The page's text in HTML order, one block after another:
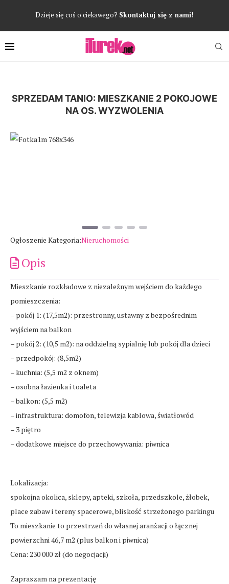
Dzieje się coś o ciekawego? Skontaktuj się z nami!
SPRZEDAM TANIO: MIESZKANIE 2 POKOJOWE
NA OS. WYZWOLENIA
Ogłoszenie Kategoria:Nieruchomości
Opis
Mieszkanie rozkładowe z niezależnym wejściem do każdego
pomieszczenia:
– pokój 1: (17,5m2): przestronny, ustawny z bezpośrednim
wyjściem na balkon
– pokój 2: (10,5 m2): na oddzielną sypialnię lub pokój dla dzieci
– przedpokój: (8,5m2)
– kuchnia: (5,5 m2 z oknem)
– osobna łazienka i toaleta
– balkon: (5,5 m2)
– infrastruktura: domofon, telewizja kablowa, światłowód
– 3 piętro
– dodatkowe miejsce do przechowywania: piwnica
Lokalizacja:
spokojna okolica, sklepy, apteki, szkoła, przedszkole, żłobek,
place zabaw i tereny spacerowe, bliskość strzeżonego parkingu
To mieszkanie to przestrzeń do własnej aranżacji o łącznej
powierzchni 46,7 m2 (plus balkon i piwnica)
Cena: 230 000 zł (do negocjacji)
Zapraszam na prezentację